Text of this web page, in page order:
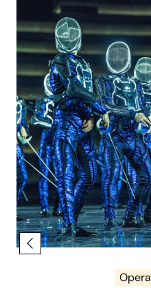
Opera